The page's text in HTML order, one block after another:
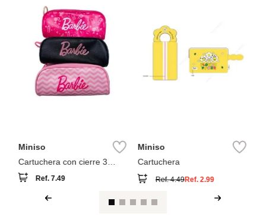
Miniso
Cartuchera con cierre 3
modelos surtidos 20cm serie
barbie - barbie
Ref.7.49
Miniso
Cartuchera
Ref.4.49Ref. 2.99